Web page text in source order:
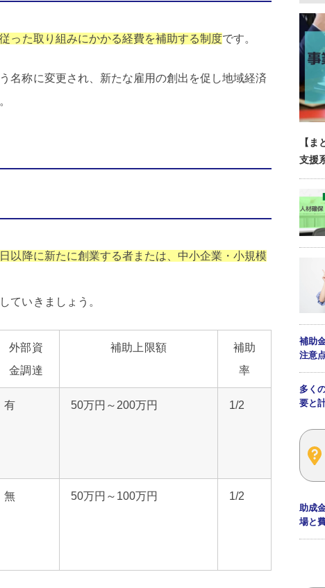
った取り組みにかかる経費を補助する制度です。
名称に変更され、新たな雇用の創出を促し地域経済
以降に新たに創業する者または、中小企業・小規模
ていきましょう。
外部資
金調達
補助上限額
補助
率
有 50万円～200万円 1/2
無 50万円～100万円 1/2
【
支援
補助
注意
多く
要と
助成
場と